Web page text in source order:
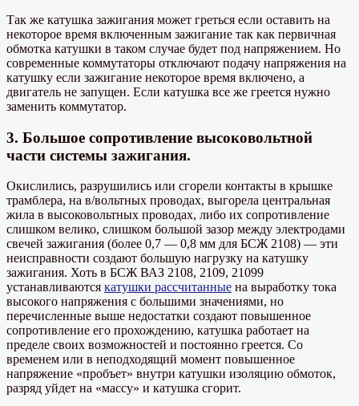
Так же катушка зажигания может греться если оставить на
некоторое время включенным зажигание так как первичная
обмотка катушки в таком случае будет под напряжением. Но
современные коммутаторы отключают подачу напряжения на
катушку если зажигание некоторое время включено, а
двигатель не запущен. Если катушка все же греется нужно
заменить коммутатор.
3. Большое сопротивление высоковольтной
части системы зажигания.
Окислились, разрушились или сгорели контакты в крышке
трамблера, на в/вольтных проводах, выгорела центральная
жила в высоковольтных проводах, либо их сопротивление
слишком велико, слишком большой зазор между электродами
свечей зажигания (более 0,7 — 0,8 мм для БСЖ 2108) — эти
неисправности создают большую нагрузку на катушку
зажигания. Хоть в БСЖ ВАЗ 2108, 2109, 21099
устанавливаются катушки рассчитанные на выработку тока
высокого напряжения с большими значениями, но
перечисленные выше недостатки создают повышенное
сопротивление его прохождению, катушка работает на
пределе своих возможностей и постоянно греется. Со
временем или в неподходящий момент повышенное
напряжение «пробъет» внутри катушки изоляцию обмоток,
разряд уйдет на «массу» и катушка сгорит.